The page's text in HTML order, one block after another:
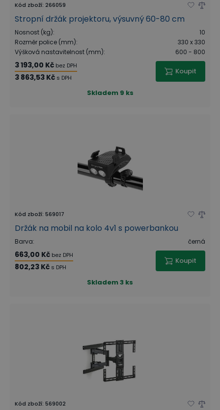
Kód zboží: 266059
Stropní držák projektoru, výsuvný 60-80 cm
Nosnost (kg):
10
Rozměr police (mm):
330 x 330
Výšková nastavitelnost (mm): 600 - 800
3 193,00 Kč bez DPH
3 863,53 Kč s DPH
Koupit
Skladem 9 ks
Kód zboží: 569017
Držák na mobil na kolo 4v1 s powerbankou
Barva: černá
663,00 Kč bez DPH
802,23 Kč s DPH
Koupit
Skladem3 ks
Kód zboží: 569002